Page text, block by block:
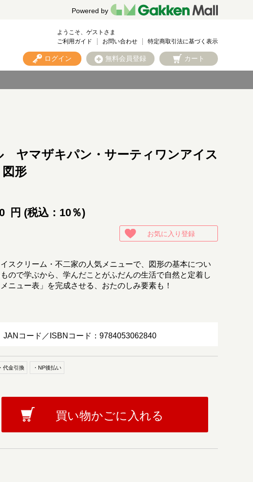
Powered by
ようこそ、ゲストさま
ご利用ガイド
お問い合わせ 特定商取引法に基づく表示
ログイン 無料会員登録 カート
ヤマザキパン・サーティワンアイス
形
円 (税込：10％)
お気に入り登録
スクリーム・不二家の人気メニューで、図形の基本につい
ので学ぶから、学んだことがふだんの生活で自然と定着し
ニュー表」を完成させる、おたのしみ要素も！
JANコード／ISBNコード：9784053062840
・代金引換 ・NP後払い
買い物かごに入れる